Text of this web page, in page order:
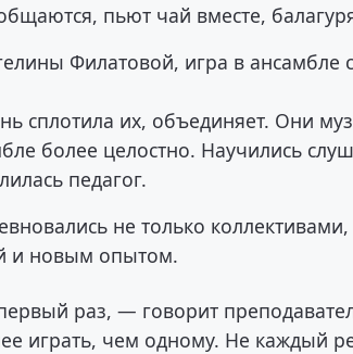
пьют чай вместе,
Филатовой, игра в ансамбле
сплотила их, объединяет. Они
более целостно. Научились
педагог.
не только
и новым опытом.
раз, — говорит
играть, чем одному. Не каждый